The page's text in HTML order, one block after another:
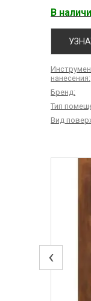
В
нанесения:
Бренд:
Тип
Вид
‹